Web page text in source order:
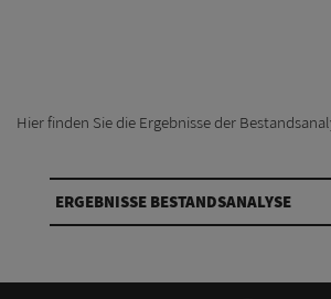
Hier finden Sie die Ergebnisse der
ERGEBNISSE BESTANDSANALYSE